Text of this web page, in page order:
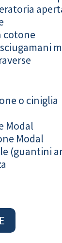
cotone
o ciniglia
Modal
Modal
(guantini